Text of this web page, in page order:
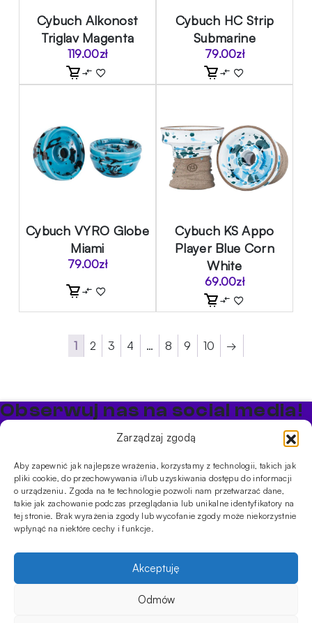
Zarządzaj zgodą
Aby zapewnić jak najlepsze wrażenia, korzystamy z technologii, takich jak
pliki cookie, do przechowywania i/lub uzyskiwania dostępu do informacji
o urządzeniu. Zgoda na te technologie pozwoli nam przetwarzać dane,
takie jak zachowanie podczas przeglądania lub unikalne identyfikatory na
tej stronie. Brak wyrażenia zgody lub wycofanie zgody może niekorzystnie
wpłynąć na niektóre cechy i funkcje.
Akceptuję
Odmów
Cybuch Alkonost
Triglav Magenta
119.00zł
Cybuch HC Strip
Submarine
79.00zł
Cybuch VYRO Globe
Miami
79.00zł
Cybuch KS Appo
Player Blue Corn
White
69.00zł
1 2 3 4 … 8 9 10 →
Obserwuj nas na social media!
Bądź na bieżąco z promocjami i nowościami w sklepie
PRODUKTY
ShisheCybuchyTytonie Rozpalanie
INFORMACJE
prywatności
Usługi
Szkolenia